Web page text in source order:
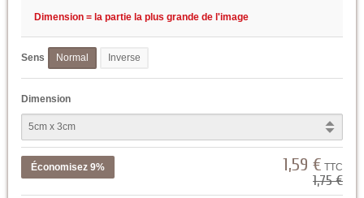
Dimension = la partie la plus grande de l'image
Sens Normal Inverse
Dimension
Économisez 9% 1,59 € TTC
1,75 €